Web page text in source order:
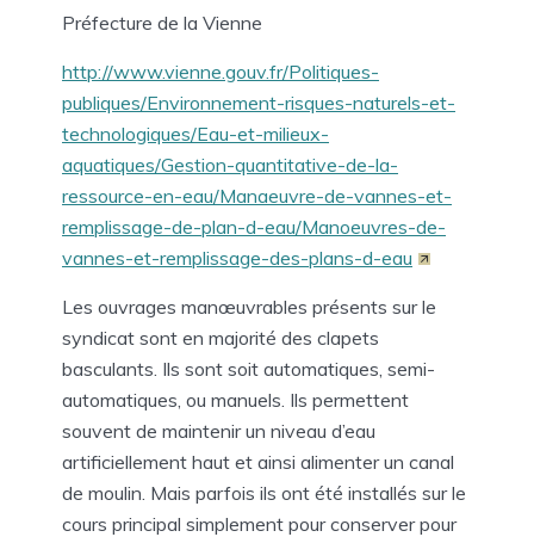
Préfecture de la Vienne
http://www.vienne.gouv.fr/Politiques-
publiques/Environnement-risques-naturels-et-
technologiques/Eau-et-milieux-
aquatiques/Gestion-quantitative-de-la-
ressource-en-eau/Manaeuvre-de-vannes-et-
remplissage-de-plan-d-eau/Manoeuvres-de-
vannes-et-remplissage-des-plans-d-eau
Les ouvrages manœuvrables présents sur le
syndicat sont en majorité des clapets
basculants. Ils sont soit automatiques, semi-
automatiques, ou manuels. Ils permettent
souvent de maintenir un niveau d’eau
artificiellement haut et ainsi alimenter un canal
de moulin. Mais parfois ils ont été installés sur le
cours principal simplement pour conserver pour